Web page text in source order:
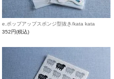
e.ポップアップスポンジ型抜き/kata kata
352円(税込)